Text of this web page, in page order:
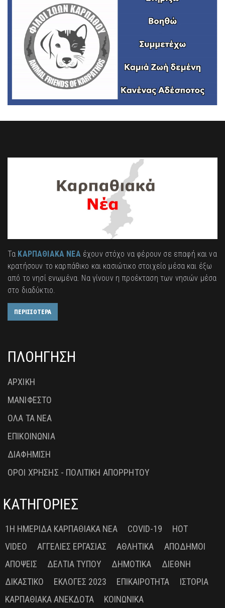
Τα ΚΑΡΠΑΘΙΑΚΑ ΝΕΑέχουν στόχο να φέρουν σε επαφή και να
κρατήσουν το καρπάθικο και κασιώτικο στοιχείο μέσα και έξω
από το νησί ενωμένα. Να γίνουν η προέκταση των νησιών μέσα
στο διαδύκτιο.
ΠΕΡΙΣΣΟΤΕΡΑ
ΠΛΟΗΓΗΣΗ
ΑΡΧΙΚΗ
ΜΑΝΙΦΕΣΤΟ
ΟΛΑ ΤΑ ΝΕΑ
ΕΠΙΚΟΙΝΩΝΙΑ
ΔΙΑΦΗΜΙΣΗ
ΟΡΟΙ ΧΡΗΣΗΣ - ΠΟΛΙΤΙΚΗ ΑΠΟΡΡΗΤΟΥ
ΚΑΤΗΓΟΡΙΕΣ
1Η ΗΜΕΡΊΔΑ ΚΑΡΠΑΘΙΑΚΆ ΝΈΑ COVID-19
HOT
VIDEO
ΑΓΓΕΛΊΕΣ ΕΡΓΑΣΊΑΣ ΑΘΛΗΤΙΚΆ
ΑΠΌΔΗΜΟΙ
ΑΠΌΨΕΙΣ
ΔΕΛΤΊΑ ΤΎΠΟΥ ΔΗΜΟΤΙΚΆ
ΔΙΕΘΝΉ
ΔΙΚΑΣΤΙΚΌ
ΕΚΛΟΓΈΣ 2023 ΕΠΙΚΑΙΡΌΤΗΤΑ
ΙΣΤΟΡΊΑ
ΚΑΡΠΑΘΙΑΚΆ ΑΝΈΚΔΟΤΑ
ΚΟΙΝΩΝΙΚΆ